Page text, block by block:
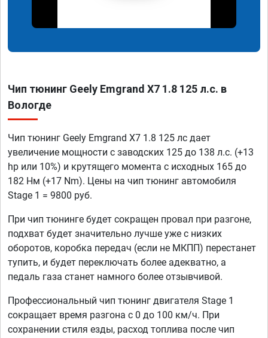
Чип тюнинг Geely Emgrand X7 1.8 125 л.с. в
Вологде
Чип тюнинг Geely Emgrand X7 1.8 125 лс дает
увеличение мощности с заводских 125 до 138 л.с. (+13
hp или 10%) и крутящего момента с исходных 165 до
182 Нм (+17 Nm). Цены на чип тюнинг автомобиля
Stage 1 = 9800 руб.
При чип тюнинге будет сокращен провал при разгоне,
подхват будет значительно лучше уже с низких
оборотов, коробка передач (если не МКПП) перестанет
тупить, и будет переключать более адекватно, а
педаль газа станет намного более отзывчивой.
Профессиональный чип тюнинг двигателя Stage 1
сокращает время разгона с 0 до 100 км/ч. При
сохранении стиля езды, расход топлива после чип